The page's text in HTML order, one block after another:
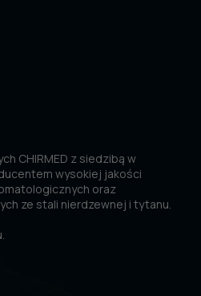
CHIRMED z siedzibą w
wysokiej jakości
oraz
ze stali nierdzewnej i tytanu.